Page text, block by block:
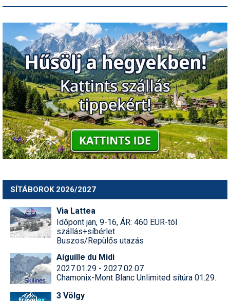
SÍTÁBOROK 2026/2027
Via Lattea
Időpont jan, 9-16, ÁR: 460 EUR-tól
szállás+síbérlet
Buszos/Repülős utazás
Aiguille du Midi
2027.01.29 - 2027.02.07
Chamonix-Mont Blanc Unlimited sítúra 01.29.
3 Völgy